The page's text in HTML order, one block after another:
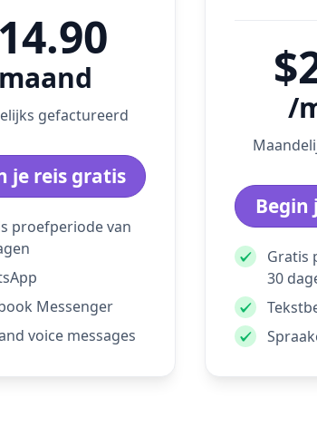
gefactureerd
je reis gratis
proefperiode van
Messenger
voice messages
/
Begin
Gratis
30